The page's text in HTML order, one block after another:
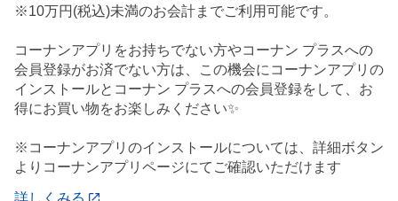
※10万円(税込)未満のお会計までご利用可能です。
コーナンアプリをお持ちでない方やコーナン プラスへの
会員登録がお済でない方は、この機会にコーナンアプリの
インストールとコーナン プラスへの会員登録をして、お
得にお買い物をお楽しみください✨
※コーナンアプリのインストールについては、詳細ボタン
よりコーナンアプリページにてご確認いただけます
詳しくみる